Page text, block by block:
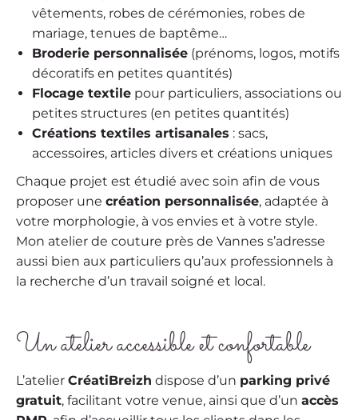
vêtements, robes de cérémonies, robes de
mariage, tenues de baptême…
Broderie personnalisée (prénoms, logos, motifs
décoratifs en petites quantités)
Flocage textile pour particuliers, associations ou
petites structures (en petites quantités)
Créations textiles artisanales : sacs,
accessoires, articles divers et créations uniques
Chaque projet est étudié avec soin afin de vous
proposer une création personnalisée, adaptée à
votre morphologie, à vos envies et à votre style.
Mon atelier de couture près de Vannes s’adresse
aussi bien aux particuliers qu’aux professionnels à
la recherche d’un travail soigné et local.
Un atelier accessible et confortable
L’atelier CréatiBreizh dispose d’un parking privé
gratuit, facilitant votre venue, ainsi que d’un accès